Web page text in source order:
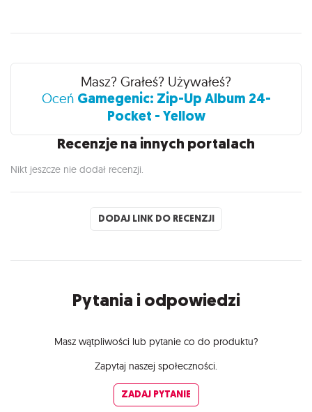
Recenzje
Masz? Grałeś? Używałeś?
Oceń Gamegenic: Zip-Up Album 24-
Pocket - Yellow
Recenzje na innych portalach
Nikt jeszcze nie dodał recenzji.
DODAJ LINK DO RECENZJI
Pytania i odpowiedzi
Masz wątpliwości lub pytanie co do produktu?
Zapytaj naszej społeczności.
ZADAJ PYTANIE